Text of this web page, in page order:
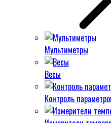
Мультиметры
Весы
Контроль